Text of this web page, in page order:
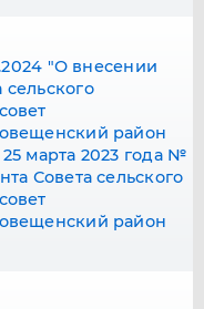
"О внесении
район
марта 2023 года №
Совета сельского
район